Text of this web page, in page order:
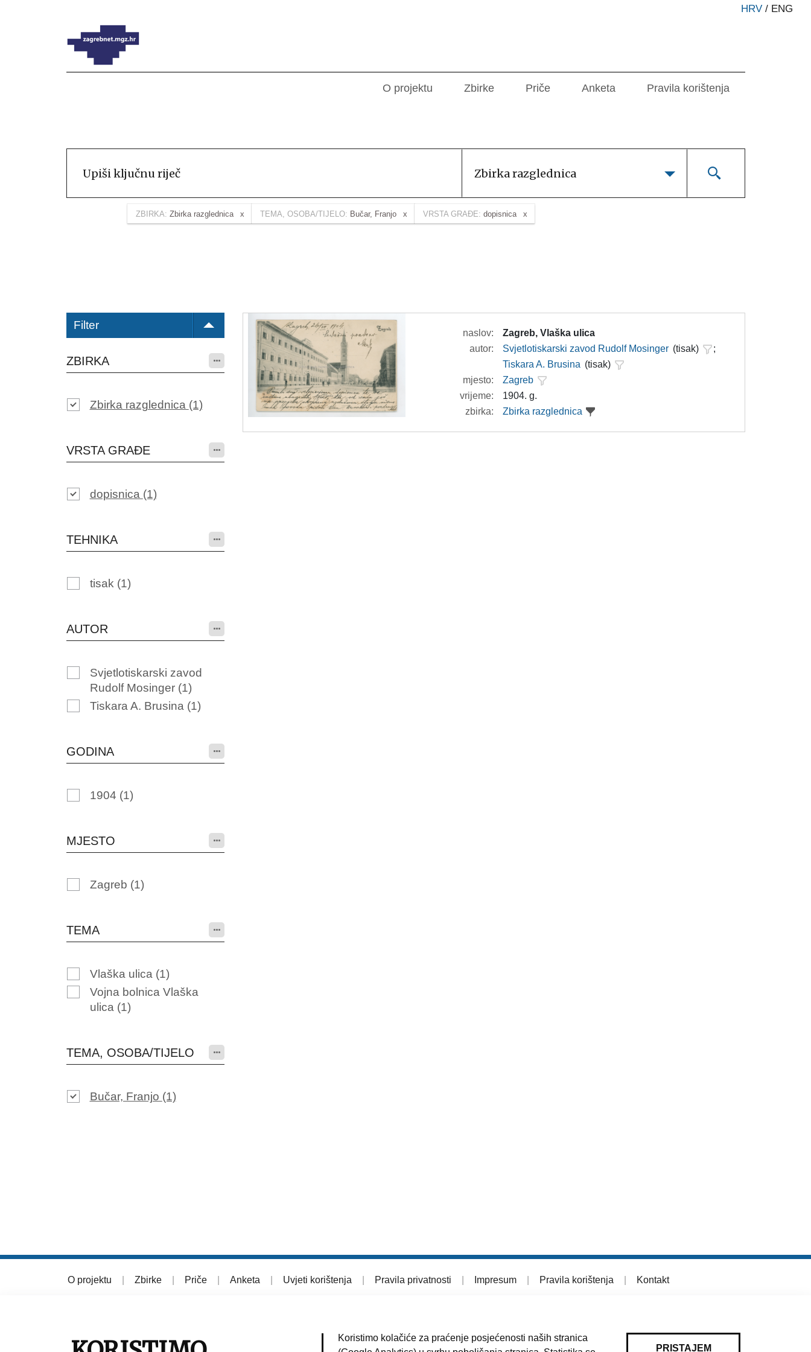
HRV / ENG
O projektu Zbirke Priče Anketa Pravila korištenja
Zbirka razglednica
ZBIRKA: Zbirka razglednica TEMA, OSOBA/TIJELO: Bučar, Franjo VRSTA GRAĐE: dopisnica
Filter
ZBIRKA
Zbirka razglednica (1)
VRSTA GRAĐE
dopisnica (1)
TEHNIKA
tisak (1)
AUTOR
Svjetlotiskarski zavod
Rudolf Mosinger (1)
Tiskara A. Brusina (1)
GODINA
1904 (1)
MJESTO
Zagreb (1)
TEMA
Vlaška ulica (1)
Vojna bolnica Vlaška
ulica (1)
TEMA, OSOBA/TIJELO
Bučar, Franjo (1)
naslov:
Zagreb, Vlaška ulica
autor:
Svjetlotiskarski zavod Rudolf Mosinger (tisak)
;
Tiskara A. Brusina (tisak)
mjesto:
Zagreb
vrijeme:
1904. g.
zbirka:
Zbirka razglednica
O projektu Zbirke Priče Anketa Uvjeti korištenja Pravila privatnosti Impresum Pravila korištenja Kontakt
Koristimo kolačiće za praćenje posjećenosti naših stranica
PRISTAJEM